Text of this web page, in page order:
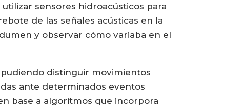
sensores hidroacústicos para
de las señales acústicas en la
y observar cómo variaba en el
distinguir movimientos
ante determinados eventos
base a algoritmos que incorpora